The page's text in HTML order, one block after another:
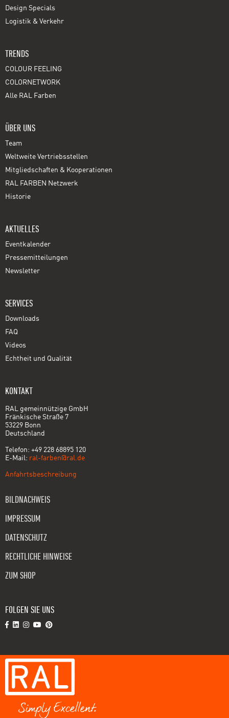
Design Specials
Logistik & Verkehr
TRENDS
COLOUR FEELING
COLORNETWORK
Alle RAL Farben
ÜBER UNS
Team
Weltweite Vertriebsstellen
Mitgliedschaften & Kooperationen
RAL FARBEN Netzwerk
Historie
AKTUELLES
Eventkalender
Pressemitteilungen
Newsletter
SERVICES
Downloads
FAQ
Videos
Echtheit und Qualität
KONTAKT
RAL gemeinnützige GmbH
Fränkische Straße 7
53229 Bonn
Deutschland
Telefon: +49 228 68895 120
E-Mail: ral-farben@ral.de
Anfahrtsbeschreibung
BILDNACHWEIS
IMPRESSUM
DATENSCHUTZ
RECHTLICHE HINWEISE
ZUM SHOP
FOLGEN SIE UNS